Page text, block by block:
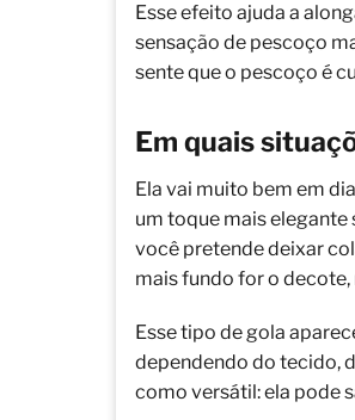
Esse efeito ajuda a
sensação de pescoço
sente que o pescoço é
Em quais
Ela vai muito bem em
um toque mais
você pretende deixar
mais fundo for o decote,
Esse tipo de gola
dependendo do tecido,
como versátil: ela pode